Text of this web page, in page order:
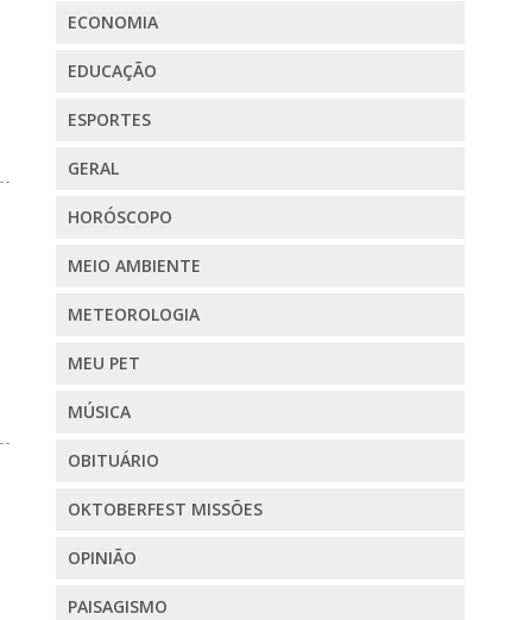
ECONOMIA
EDUCAÇÃO
ESPORTES
GERAL
HORÓSCOPO
MEIO AMBIENTE
METEOROLOGIA
MEU PET
MÚSICA
OBITUÁRIO
OKTOBERFEST MISSÕES
OPINIÃO
PAISAGISMO